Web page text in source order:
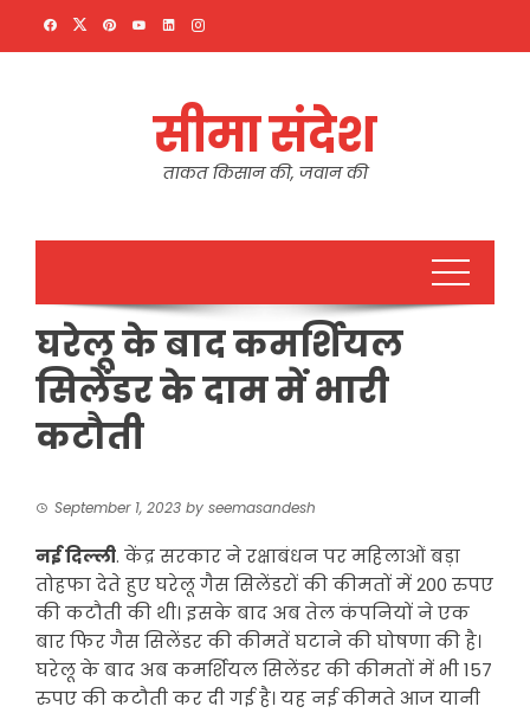
सीमा संदेश
ताकत किसान की, जवान की
घरेलू के बाद कमर्शियल
सिलेंडर के दाम में भारी
कटौती
September 1, 2023 by seemasandesh
नई दिल्ली. केंद्र सरकार ने रक्षाबंधन पर महिलाओं बड़ा
तोहफा देते हुए घरेलू गैस सिलेंडरों की कीमतों में 200 रुपए
की कटौती की थी। इसके बाद अब तेल कंपनियों ने एक
बार फिर गैस सिलेंडर की कीमतें घटाने की घोषणा की है।
घरेलू के बाद अब कमर्शियल सिलेंडर की कीमतों में भी 157
रुपए की कटौती कर दी गई है। यह नई कीमते आज यानी